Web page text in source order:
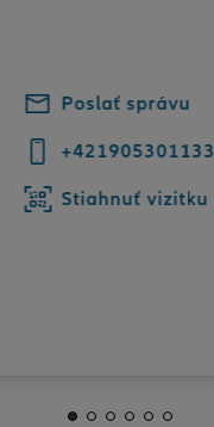
Poslať správu
+421905301133
Stiahnuť vizitku